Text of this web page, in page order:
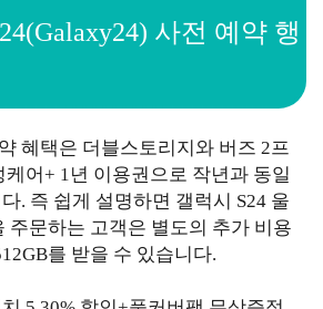
사전 예약 행
혜택은 더블스토리지와 버즈 2프
케어+ 1년 이용권으로 작년과 동일
. 즉 쉽게 설명하면 갤럭시 S24 울
주문하는 고객은 별도의 추가 비용
를 받을 수 있습니다.